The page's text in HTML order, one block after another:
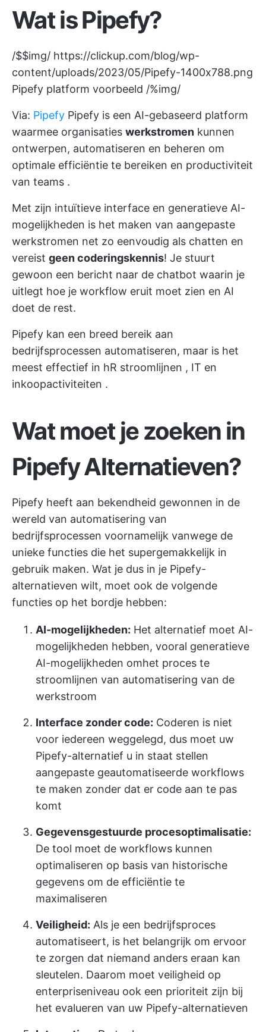
Wat is Pipefy?
/$$img/ https://clickup.com/blog/wp-
content/uploads/2023/05/Pipefy-1400x788.png
Pipefy platform voorbeeld /%img/
Via: Pipefy Pipefy is een AI-gebaseerd platform
waarmee organisaties werkstromen kunnen
ontwerpen, automatiseren en beheren om
optimale efficiëntie te bereiken en productiviteit
van teams .
Met zijn intuïtieve interface en generatieve AI-
mogelijkheden is het maken van aangepaste
werkstromen net zo eenvoudig als chatten en
vereist geen coderingskennis! Je stuurt
gewoon een bericht naar de chatbot waarin je
uitlegt hoe je workflow eruit moet zien en AI
doet de rest.
Pipefy kan een breed bereik aan
bedrijfsprocessen automatiseren, maar is het
meest effectief in hR stroomlijnen , IT en
inkoopactiviteiten .
Wat moet je zoeken in
Pipefy Alternatieven?
Pipefy heeft aan bekendheid gewonnen in de
wereld van automatisering van
bedrijfsprocessen voornamelijk vanwege de
unieke functies die het supergemakkelijk in
gebruik maken. Wat je dus in je Pipefy-
alternatieven wilt, moet ook de volgende
functies op het bordje hebben:
AI-mogelijkheden: Het alternatief moet AI-
mogelijkheden hebben, vooral generatieve
AI-mogelijkheden omhet proces te
stroomlijnen van automatisering van de
werkstroom
Interface zonder code: Coderen is niet
voor iedereen weggelegd, dus moet uw
Pipefy-alternatief u in staat stellen
aangepaste geautomatiseerde workflows
te maken zonder dat er code aan te pas
komt
Gegevensgestuurde procesoptimalisatie:
De tool moet de workflows kunnen
optimaliseren op basis van historische
gegevens om de efficiëntie te
maximaliseren
Veiligheid: Als je een bedrijfsproces
automatiseert, is het belangrijk om ervoor
te zorgen dat niemand anders eraan kan
sleutelen. Daarom moet veiligheid op
enterpriseniveau ook een prioriteit zijn bij
het evalueren van uw Pipefy-alternatieven